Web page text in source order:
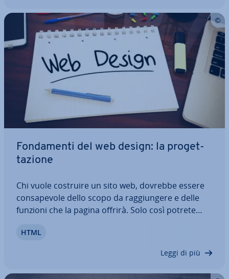
Fon­da­men­ti del web design: la pro­get­
ta­zio­ne
Chi vuole costruire un sito web, dovrebbe essere
con­sa­pe­vo­le dello scopo da rag­giun­ge­re e delle
funzioni che la pagina offrirà. Solo così potrete
Infatti, nel web design si comincia sempre con la
HTML
Leggi di più